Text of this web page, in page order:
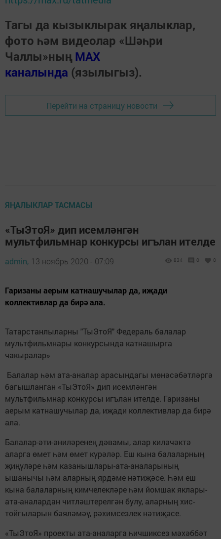
Тагы да кызыклырак яңалыклар,
фото һәм видеолар «Шәһри
Чаллы»ның MAX
каналында (язылыгыз).
Перейти на страницу новости
ЯҢАЛЫКЛАР ТАСМАСЫ
«ТыЭтоЯ» дип исемләнгән
мультфильмнар конкурсы игълан ителде
admin, 13 ноябрь 2020 - 07:09 834 0 0
Гаризаны аерым катнашучылар да, иҗади
коллективлар да бирә ала.
Татарстанлыларны "ТыЭтоЯ" Федераль балалар
мультфильмнары конкурсында катнашырга
чакыралар»
Балалар һәм ата-аналар арасындагы мөнәсәбәтләргә
багышланган «ТыЭтоЯ» дип исемләнгән
мультфильмнар конкурсы игълан ителде. Гаризаны
аерым катнашучылар да, иҗади коллективлар да бирә
ала.
Балалар-әти-әниләренең дәвамы, алар киләчәктә
аларга өмет һәм өмет күрәләр. Еш кына балаларның
җиңүләре һәм казанышлары-ата-аналарының
ышанычы һәм аларның ярдәме нәтиҗәсе. Һәм еш
кына балаларның кимчелекләре һәм йомшак яклары-
ата-аналардан читләштерелгән булу, аларның хис-
тойгыларын бәяләмәү, рәхимсезлек нәтиҗәсе.
«ТыЭтоЯ» проекты ата-аналарга һичшиксез мәхәббәт